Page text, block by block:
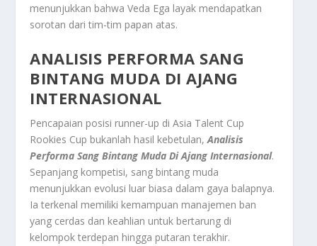
menunjukkan bahwa Veda Ega layak mendapatkan
sorotan dari tim-tim papan atas.
ANALISIS PERFORMA SANG
BINTANG MUDA DI AJANG
INTERNASIONAL
Pencapaian posisi runner-up di Asia Talent Cup
Rookies Cup bukanlah hasil kebetulan,Analisis
Performa Sang Bintang Muda Di Ajang Internasional.
Sepanjang kompetisi, sang bintang muda
menunjukkan evolusi luar biasa dalam gaya balapnya.
Ia terkenal memiliki kemampuan manajemen ban
yang cerdas dan keahlian untuk bertarung di
kelompok terdepan hingga putaran terakhir.